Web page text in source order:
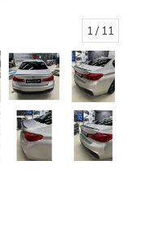
1 / 11